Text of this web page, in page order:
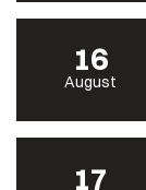
16
August
17